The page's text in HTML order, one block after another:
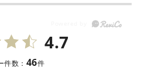
4.7
件数： 46件